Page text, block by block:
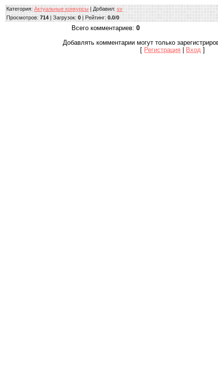
Категория: Актуальные конкурсы Добавил: sv
Просмотров: 714 Загрузок: 0 Рейтинг: 0.0/0
Всего комментариев: 0
Добавлять комментарии могут только
[ Регистрация Вход ]